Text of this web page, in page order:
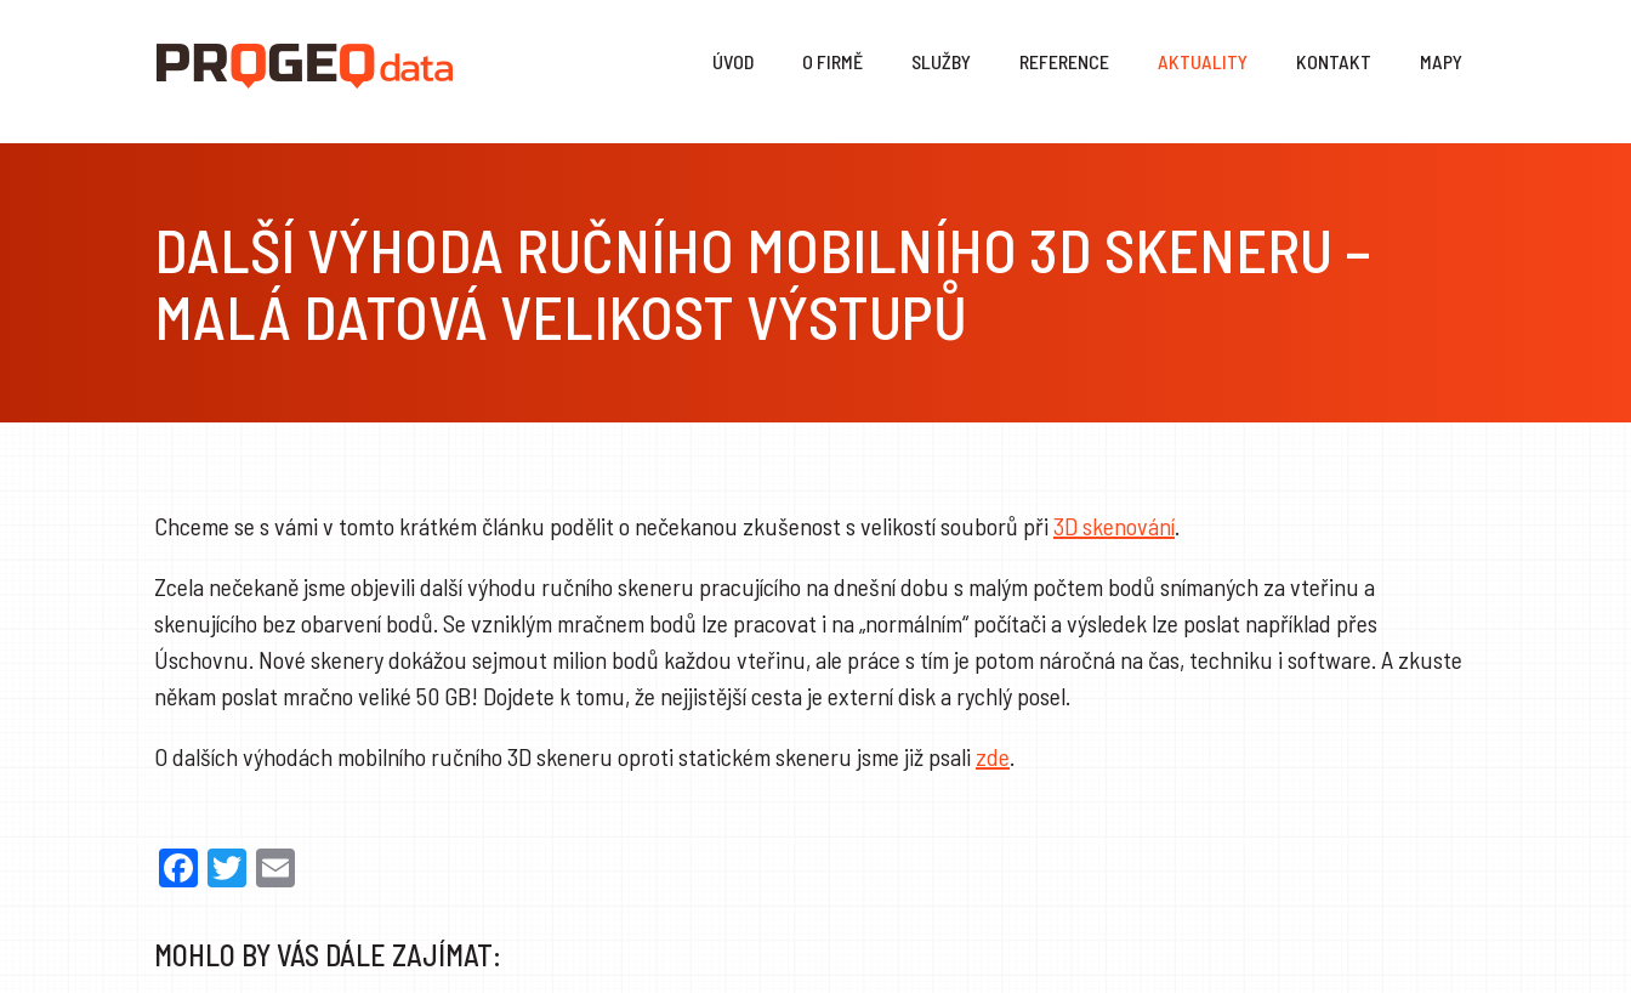
ÚVOD O FIRMĚ SLUŽBY REFERENCE AKTUALITY KONTAKT MAPY
DALŠÍ VÝHODA RUČNÍHO MOBILNÍHO 3D SKENERU –
MALÁ DATOVÁ VELIKOST VÝSTUPŮ
Chceme se s vámi v tomto krátkém článku podělit o nečekanou zkušenost s velikostí souborů při3D skenování.
Zcela nečekaně jsme objevili další výhodu ručního skeneru pracujícího na dnešní dobu s malým počtem bodů snímaných za vteřinu a
skenujícího bez obarvení bodů. Se vzniklým mračnem bodů lze pracovat i na „normálním“ počítači a výsledek lze poslat například přes
Úschovnu. Nové skenery dokážou sejmout milion bodů každou vteřinu, ale práce s tím je potom náročná na čas, techniku i software. A zkuste
někam poslat mračno veliké 50 GB! Dojdete k tomu, že nejjistější cesta je externí disk a rychlý posel.
O dalších výhodách mobilního ručního 3D skeneru oproti statickém skeneru jsme již psali zde.
Facebook
Twitter
MOHLO BY VÁS DÁLE ZAJÍMAT: